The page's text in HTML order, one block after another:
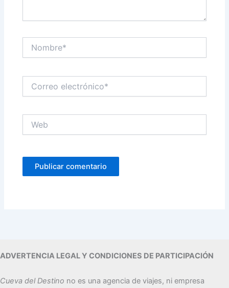
electrónico*
ADVERTENCIA LEGAL Y CONDICIONES DE PARTICIPACIÓN
Cueva del Destino no es una agencia de viajes, ni empresa